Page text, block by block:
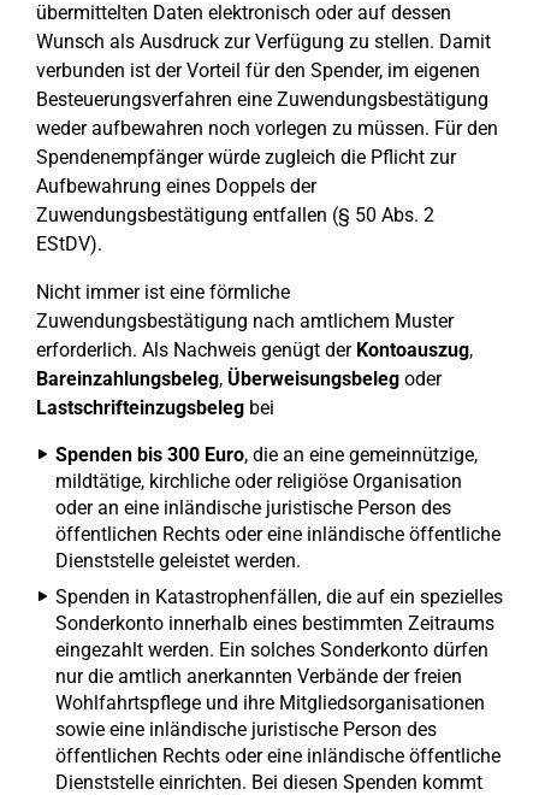
übermittelten Daten elektronisch oder auf dessen
Wunsch als Ausdruck zur Verfügung zu stellen. Damit
verbunden ist der Vorteil für den Spender, im eigenen
Besteuerungsverfahren eine Zuwendungsbestätigung
weder aufbewahren noch vorlegen zu müssen. Für den
Spendenempfänger würde zugleich die Pflicht zur
Aufbewahrung eines Doppels der
Zuwendungsbestätigung entfallen (§ 50 Abs. 2
EStDV).
Nicht immer ist eine förmliche
Zuwendungsbestätigung nach amtlichem Muster
erforderlich. Als Nachweis genügt der Kontoauszug,
Bareinzahlungsbeleg, Überweisungsbeleg oder
Lastschrifteinzugsbeleg bei
Spenden bis 300 Euro, die an eine gemeinnützige,
mildtätige, kirchliche oder religiöse Organisation
oder an eine inländische juristische Person des
öffentlichen Rechts oder eine inländische öffentliche
Dienststelle geleistet werden.
Spenden in Katastrophenfällen, die auf ein spezielles
Sonderkonto innerhalb eines bestimmten Zeitraums
eingezahlt werden. Ein solches Sonderkonto dürfen
nur die amtlich anerkannten Verbände der freien
Wohlfahrtspflege und ihre Mitgliedsorganisationen
sowie eine inländische juristische Person des
öffentlichen Rechts oder eine inländische öffentliche
Dienststelle einrichten. Bei diesen Spenden kommt